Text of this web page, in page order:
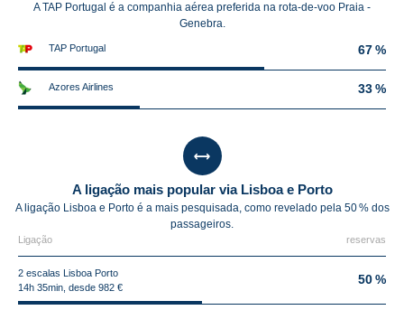
A TAP Portugal é a companhia aérea preferida na rota-de-voo Praia -
Genebra.
TAP Portugal 67 %
Azores Airlines 33 %
A ligação mais popular via Lisboa e Porto
A ligação Lisboa e Porto é a mais pesquisada, como revelado pela 50 % dos
passageiros.
Ligação reservas
2 escalas Lisboa Porto
14h 35min, desde 982 €
50 %